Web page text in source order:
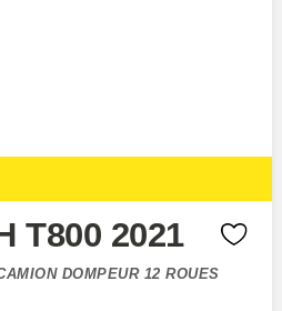
T800 2021
DOMPEUR 12 ROUES